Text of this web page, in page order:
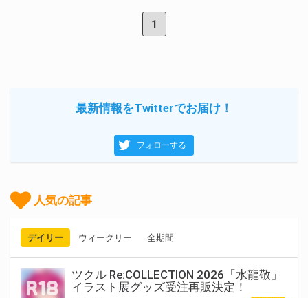
1
最新情報をTwitterでお届け！
フォローする
人気の記事
デイリー ウィークリー 全期間
ツクル Re:COLLECTION 2026「水龍敬」
イラスト展グッズ受注再販決定！